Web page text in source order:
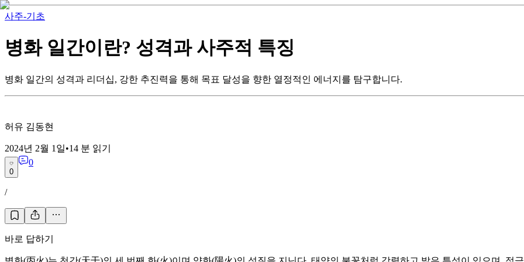
사주-기초
병화 일간이란? 성격과 사주적 특징
병화 일간의 성격과 리더십, 강한 추진력을 통해 목표 달성을 향한 열정적인 에너지를 탐구합니다.
허유 김동현
2024년 2월 1일•14 분 읽기
0
0
/
바로 답하기